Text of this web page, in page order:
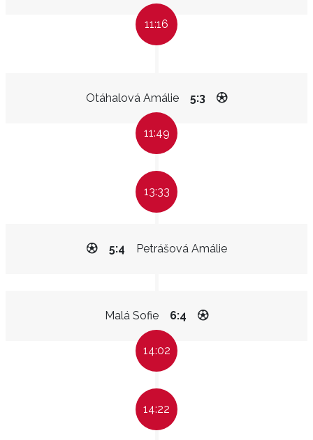
11:16
Otáhalová Amálie 5:3
11:49
13:33
Petrášová Amálie
5:4
Malá Sofie 6:4
14:02
14:22